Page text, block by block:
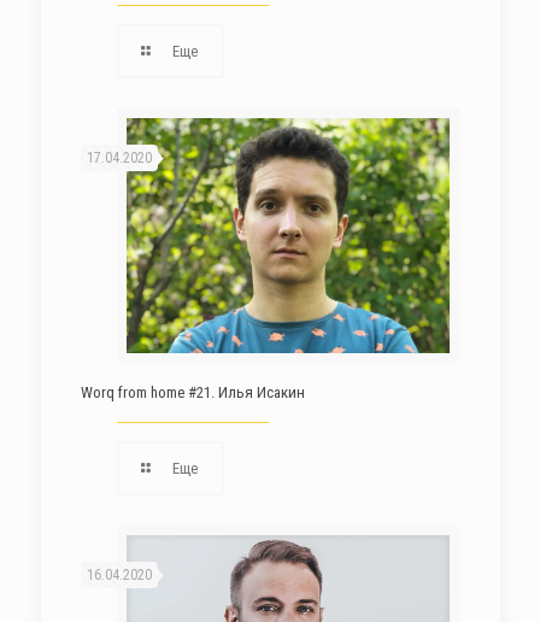
Еще
17.04.2020
Worq from home #21. Илья Исакин
Еще
16.04.2020